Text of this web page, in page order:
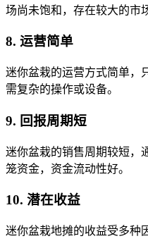
场尚未饱和，存在较大的市
8. 运营简单
迷你盆栽的运营方式简单，
需复杂的操作或设备。
9. 回报周期短
迷你盆栽的销售周期较短，
笼资金，资金流动性好。
10. 潜在收益
迷你盆栽地摊的收益受多种